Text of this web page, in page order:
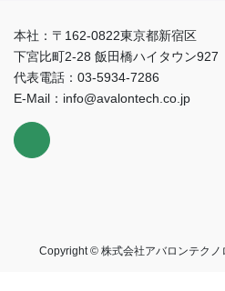
本社：〒162-0822東京都新宿区
下宮比町2-28 飯田橋ハイタウン927
代表電話：03-5934-7286
E-Mail：info@avalontech.co.jp
Copyright © 株式会社アバロンテク